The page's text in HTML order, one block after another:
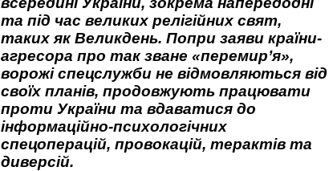
та під час великих релігійних свят,
таких як Великдень. Попри заяви країни-
агресора про так зване «перемир’я»,
ворожі спецслужби не відмовляються від
своїх планів, продовжують працювати
проти України та вдаватися до
інформаційно-психологічних
спецоперацій, провокацій, терактів та
диверсій.